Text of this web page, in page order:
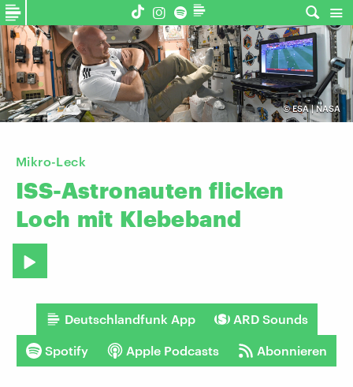
©ESA | NASA
Mikro-Leck
ISS-Astronauten flicken
Loch mit Klebeband
Deutschlandfunk App ARD Sounds
Spotify Apple Podcasts Abonnieren